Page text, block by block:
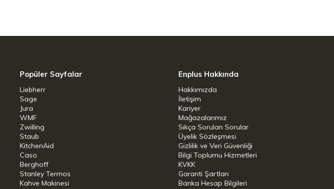
Popüler Sayfalar
Liebherr
Sage
Jura
WMF
Zwilling
Staub
KitchenAid
Caso
Berghoff
Stanley Termos
Kahve Makinesi
Enplus Hakkında
Hakkımızda
İletişim
Kariyer
Mağazalarımız
Sıkça Sorulan Sorular
Üyelik Sözleşmesi
Gizlilik ve Veri Güvenliği
Bilgi Toplumu Hizmetleri
KVKK
Garanti Şartları
Banka Hesap Bilgileri